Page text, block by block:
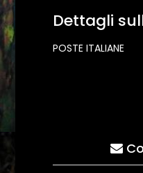
Dettagli
POSTE ITALIANE